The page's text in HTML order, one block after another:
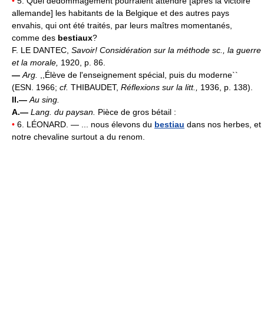
allemande] les habitants de la Belgique et des autres pays
envahis, qui ont été traités, par leurs maîtres momentanés,
comme des bestiaux?
F. LE DANTEC, Savoir! Considération sur la méthode sc., la guerre
et la morale, 1920, p. 86.
— Arg.
,,Élève de l'enseignement spécial, puis du moderne``
(ESN. 1966; cf. THIBAUDET, Réflexions sur la litt.,
1936, p. 138).
II.— Au sing.
A.— Lang. du paysan. Pièce de gros bétail :
• 6. LÉONARD. — ... nous élevons du bestiau dans nos herbes, et
notre chevaline surtout a du renom.